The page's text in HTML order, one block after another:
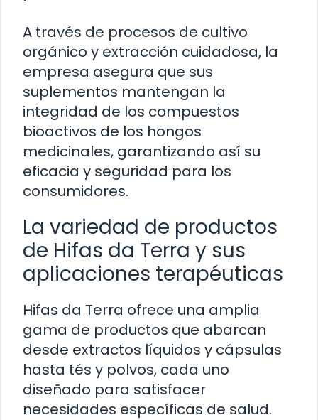
A través de procesos de cultivo
orgánico y extracción cuidadosa, la
empresa asegura que sus
suplementos mantengan la
integridad de los compuestos
bioactivos de los hongos
medicinales, garantizando así su
eficacia y seguridad para los
consumidores.
La variedad de productos
de Hifas da Terra y sus
aplicaciones terapéuticas
Hifas da Terra ofrece una amplia
gama de productos que abarcan
desde extractos líquidos y cápsulas
hasta tés y polvos, cada uno
diseñado para satisfacer
necesidades específicas de salud.